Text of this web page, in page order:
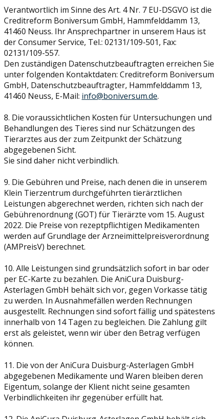
Verantwortlich im Sinne des Art. 4 Nr. 7 EU-DSGVO ist die
Creditreform Boniversum GmbH, Hammfelddamm 13,
41460 Neuss. Ihr Ansprechpartner in unserem Haus ist
der Consumer Service, Tel.: 02131/109-501, Fax:
02131/109-557.
Den zuständigen Datenschutzbeauftragten erreichen Sie
unter folgenden Kontaktdaten: Creditreform Boniversum
GmbH, Datenschutzbeauftragter, Hammfelddamm 13,
41460 Neuss, E-Mail: info@boniversum.de.
8. Die voraussichtlichen Kosten für Untersuchungen und
Behandlungen des Tieres sind nur Schätzungen des
Tierarztes aus der zum Zeitpunkt der Schätzung
abgegebenen Sicht.
Sie sind daher nicht verbindlich.
9. Die Gebühren und Preise, nach denen die in unserem
Klein Tierzentrum durchgeführten tierärztlichen
Leistungen abgerechnet werden, richten sich nach der
Gebührenordnung (GOT) für Tierärzte vom 15. August
2022. Die Preise von rezeptpflichtigen Medikamenten
werden auf Grundlage der Arzneimittelpreisverordnung
(AMPreisV) berechnet.
10. Alle Leistungen sind grundsätzlich sofort in bar oder
per EC-Karte zu bezahlen. Die AniCura Duisburg-
Asterlagen GmbH behält sich vor, gegen Vorkasse tätig
zu werden. In Ausnahmefällen werden Rechnungen
ausgestellt. Rechnungen sind sofort fällig und spätestens
innerhalb von 14 Tagen zu begleichen. Die Zahlung gilt
erst als geleistet, wenn wir über den Betrag verfügen
können.
11. Die von der AniCura Duisburg-Asterlagen GmbH
abgegebenen Medikamente und Waren bleiben deren
Eigentum, solange der Klient nicht seine gesamten
Verbindlichkeiten ihr gegenüber erfüllt hat.